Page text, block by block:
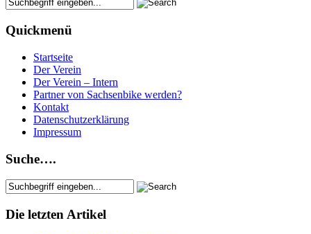
Quickmenü
Startseite
Der Verein
Der Verein – Intern
Partner von Sachsenbike werden?
Kontakt
Datenschutzerklärung
Impressum
Suche….
Die letzten Artikel